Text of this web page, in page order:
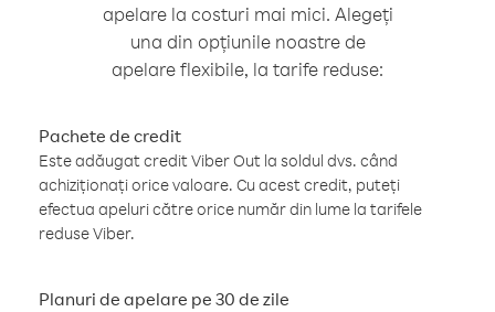
apelare la costuri mai mici. Alegeți
una din opțiunile noastre de
apelare flexibile, la tarife reduse:
Pachete de credit
Este adăugat credit Viber Out la soldul dvs. când
achiziționați orice valoare. Cu acest credit, puteți
efectua apeluri către orice număr din lume la tarifele
reduse Viber.
Planuri de apelare pe 30 de zile